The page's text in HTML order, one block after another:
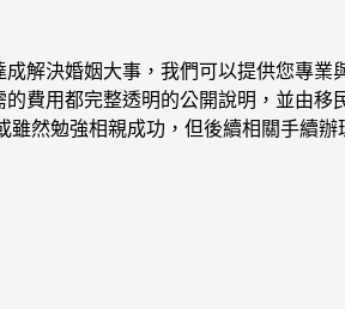
解決婚姻大事，我們可以提供您專
費用都完整透明的公開說明，並由
然勉強相親成功，但後續相關手續